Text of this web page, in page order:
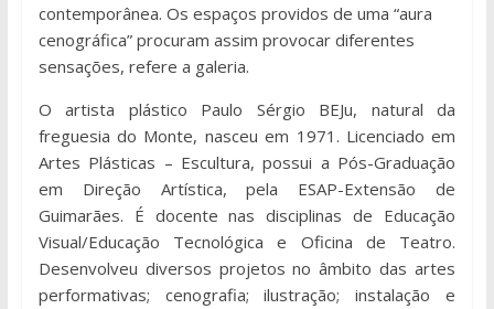
contemporânea. Os espaços providos de uma “aura
cenográfica” procuram assim provocar diferentes
sensações, refere a galeria.
O artista plástico Paulo Sérgio BEJu, natural da
freguesia do Monte, nasceu em 1971. Licenciado em
Artes Plásticas – Escultura, possui a Pós-Graduação
em Direção Artística, pela ESAP-Extensão de
Guimarães. É docente nas disciplinas de Educação
Visual/Educação Tecnológica e Oficina de Teatro.
Desenvolveu diversos projetos no âmbito das artes
performativas; cenografia; ilustração; instalação e